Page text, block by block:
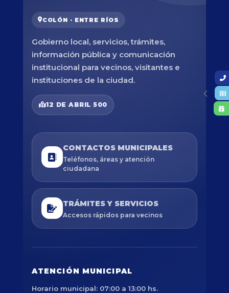
COLÓN · ENTRE RÍOS
Gobierno local, servicios, trámites,
información pública y comunicación
institucional para vecinos, visitantes e
instituciones de la ciudad.
12 DE ABRIL 500
CONTACTOS MUNICIPALES
Teléfonos, áreas y atención
ciudadana
TRÁMITES Y SERVICIOS
Accesos rápidos para vecinos
ATENCIÓN MUNICIPAL
Horario municipal: 07:00 a 13:00 hs.